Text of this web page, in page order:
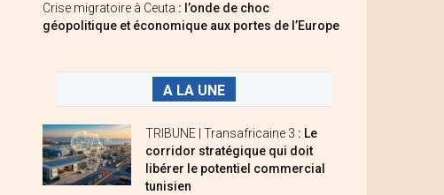
Crise migratoire à Ceuta : l’onde de choc
géopolitique et économique aux portes de l’Europe
A LA UNE
TRIBUNE | Transafricaine 3 : Le
corridor stratégique qui doit
libérer le potentiel commercial
tunisien